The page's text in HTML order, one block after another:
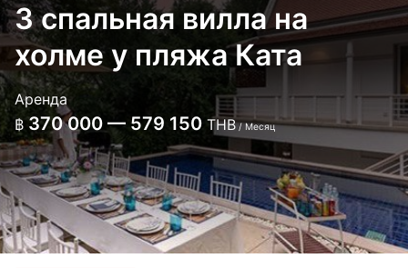
3 спальная вилла на
холме у пляжа Ката
Аренда
฿ 370 000 — 579 150 THB/ Месяц